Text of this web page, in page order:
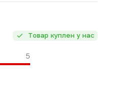
Товар куплен у нас
5